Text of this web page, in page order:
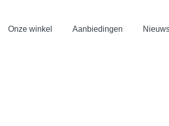
Onze winkel Aanbiedingen